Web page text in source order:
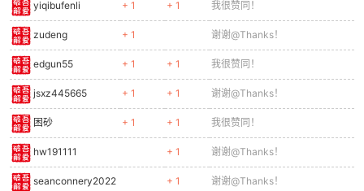
yiqibufenli + 1 + 1 我很赞同！
zudeng + 1 谢谢@Thanks！
edgun55 + 1 + 1 我很赞同！
jsxz445665 + 1 + 1 谢谢@Thanks！
困砂 + 1 + 1 我很赞同！
hw191111 + 1 谢谢@Thanks！
seanconnery2022 + 1 谢谢@Thanks！